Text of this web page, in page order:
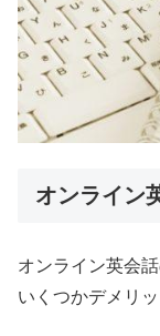
オンライン
オンライン英会
いくつかデメリ